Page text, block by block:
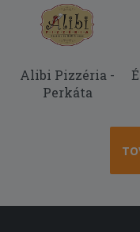
Alibi Pizzéria -
Perkáta